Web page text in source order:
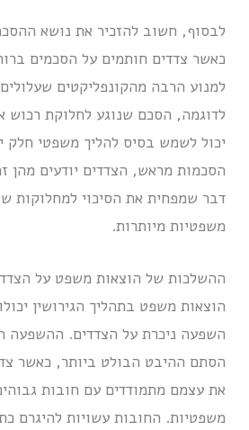
לבסוף, חשוב להזכיר את נושא
כאשר צדדים חותמים על הסכמים
למנוע הרבה מהקונפליקטים
לדוגמה, הסכם שנוגע לחלוקת רכוש
יכול לשמש בסיס להליך משפטי חלק
הסכמות מראש, הצדדים יודעים מהן
דבר שמפחית את הסיכוי למחלוקות
משפטיות מיותרות.
ההשלכות של הוצאות משפט על
הוצאות משפט בתהליך הגירושין
השפעה ניכרת על הצדדים. ההשפעה
הסתם ההיבט הבולט ביותר, כאשר
את עצמם מתמודדים עם חובות
משפטיות. החובות עשויות להיגרם